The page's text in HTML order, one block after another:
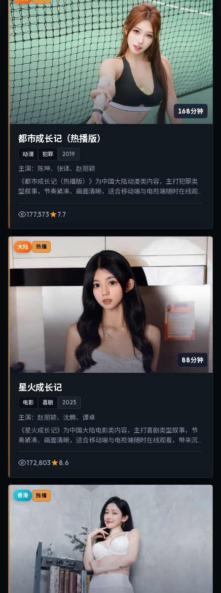
168分钟
都市成长记（热播版）
动漫 犯罪 2019
主演： 陈坤、张译、赵丽颖
《都市成长记（热播版）》为中国大陆动漫类内容，主打犯罪类
型叙事，节奏紧凑、画面清晰，适合移动端与电视端随时在线观
177,573
7.7
大陆 热播
88分钟
星火成长记
电影 喜剧 2025
主演： 赵丽颖、沈腾、谭卓
《星火成长记》为中国大陆电影类内容，主打喜剧类型叙事，节
奏紧凑、画面清晰，适合移动端与电视端随时在线观看，带来沉
172,803
8.6
香港 独播